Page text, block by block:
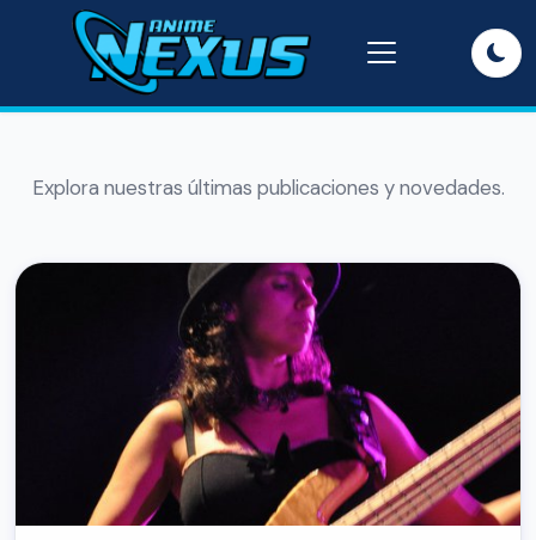
Explora nuestras últimas publicaciones y novedades.